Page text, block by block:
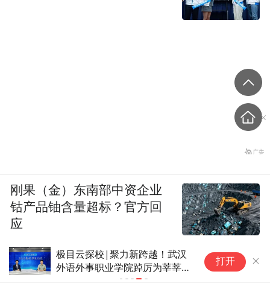
极目云探校|聚力新跨越！武汉
外语外事职业学院踔厉为莘莘学
子铺就成才就业之路
打开
刚果（金）东南部中资企业
钴产品铀含量超标？官方回
应